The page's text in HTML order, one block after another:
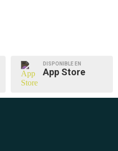
DISPONIBLE EN
App Store